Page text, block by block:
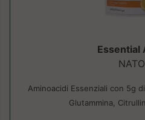
Essential
Aminoacidi Essenziali con 5g
Glutammina,